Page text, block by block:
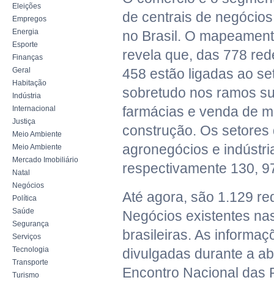
Eleições
Empregos
Energia
Esporte
Finanças
Geral
Habitação
Indústria
Internacional
Justiça
Meio Ambiente
Meio Ambiente
Mercado Imobiliário
Natal
Negócios
Política
Saúde
Segurança
Serviços
Tecnologia
Transporte
Turismo
de centrais de
no Brasil. O
revela que, das 778
458 estão ligadas ao
sobretudo nos ramos
farmácias e venda de
construção. Os setores
agronegócios e
respectivamente 130,
Até agora, são 1.129
Negócios existentes
brasileiras. As
divulgadas durante a
Encontro Nacional das